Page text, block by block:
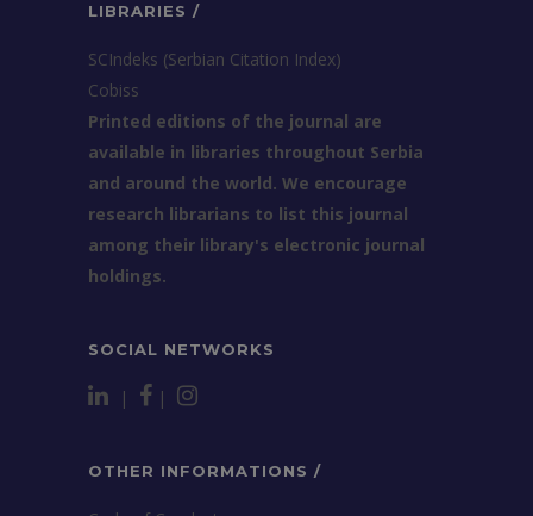
LIBRARIES /
SCIndeks (Serbian Citation Index)
Cobiss
Printed editions of the journal are
available in libraries throughout Serbia
and around the world. We encourage
research librarians to list this journal
among their library's electronic journal
holdings.
SOCIAL NETWORKS
| |
OTHER INFORMATIONS /